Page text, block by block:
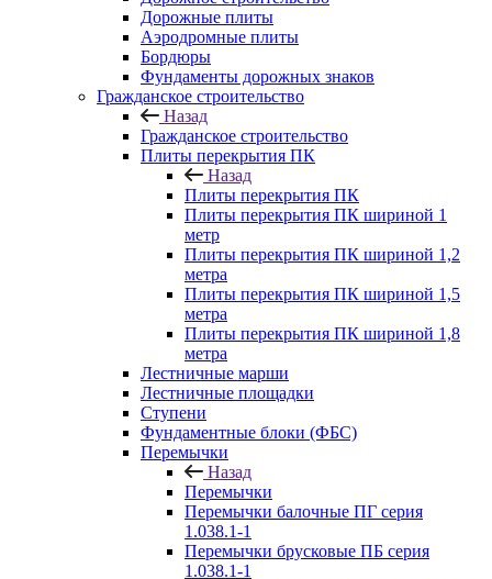
Дорожные плиты
Аэродромные плиты
Бордюры
Фундаменты дорожных знаков
Гражданское строительство
Назад
Гражданское строительство
Плиты перекрытия ПК
Назад
Плиты перекрытия ПК
Плиты перекрытия ПК шириной 1
метр
Плиты перекрытия ПК шириной 1,2
метра
Плиты перекрытия ПК шириной 1,5
метра
Плиты перекрытия ПК шириной 1,8
метра
Лестничные марши
Лестничные площадки
Ступени
Фундаментные блоки (ФБС)
Перемычки
Назад
Перемычки
Перемычки балочные ПГ серия
1.038.1-1
Перемычки брусковые ПБ серия
1.038.1-1